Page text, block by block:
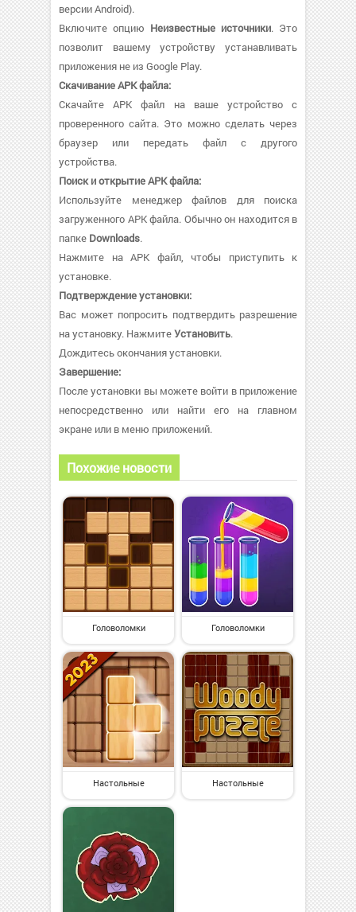
версии Android).
Включите опцию Неизвестные источники. Это
позволит вашему устройству устанавливать
приложения не из Google Play.
Скачивание APK файла:
Скачайте APK файл на ваше устройство с
проверенного сайта. Это можно сделать через
браузер или передать файл с другого
устройства.
Поиск и открытие APK файла:
Используйте менеджер файлов для поиска
загруженного APK файла. Обычно он находится в
папке Downloads.
Нажмите на APK файл, чтобы приступить к
установке.
Подтверждение установки:
Вас может попросить подтвердить разрешение
на установку. НажмитеУстановить.
Дождитесь окончания установки.
Завершение:
После установки вы можете войти в приложение
непосредственно или найти его на главном
экране или в меню приложений.
Похожие новости
Головоломки Головоломки
Настольные Настольные